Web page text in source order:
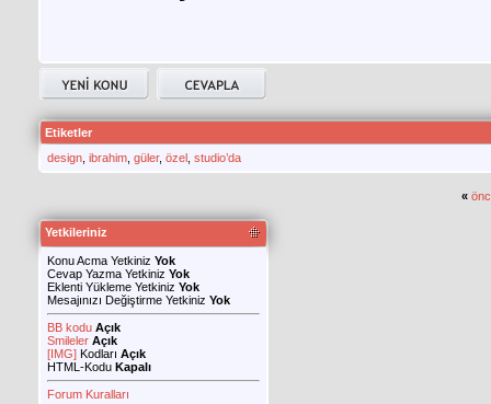
Etiketler
design ibrahim güler, özel studio’da
«
Yetkileriniz
Konu Acma Yetkiniz Yok
Cevap Yazma Yetkiniz Yok
Eklenti Yükleme Yetkiniz Yok
Mesajınızı Değiştirme Yetkiniz Yok
BB kodu Açık
Smileler Açık
[IMG] Kodları Açık
HTML-Kodu Kapalı
Forum Kuralları